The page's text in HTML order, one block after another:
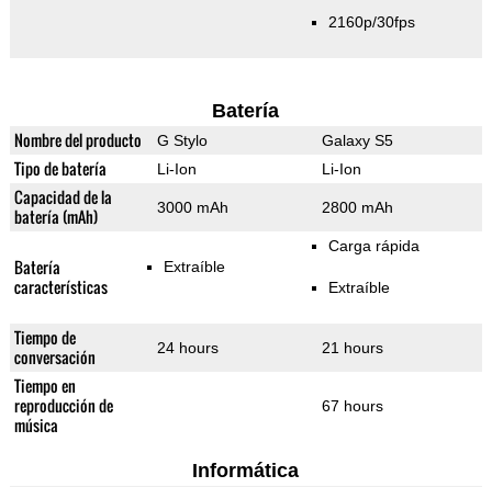
2160p/30fps
Batería
Nombre del producto G Stylo Galaxy S5
Tipo de batería Li-Ion Li-Ion
Capacidad de la
batería (mAh)
3000 mAh 2800 mAh
Batería
características
Extraíble
Carga rápida
Extraíble
Tiempo de
conversación
24 hours 21 hours
Tiempo en
reproducción de
música
67 hours
Informática